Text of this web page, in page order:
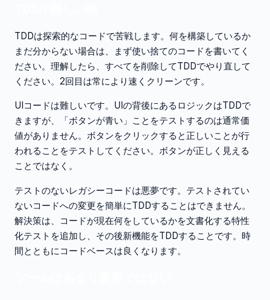
TDDは探索的なコードで苦戦します。何を構築しているか
まだ分からない場合は、まず使い捨てのコードを書いてく
ださい。理解したら、すべてを削除してTDDでやり直して
ください。2回目は常により速くクリーンです。
UIコードは難しいです。UIの背後にあるロジックはTDDで
きますが、「ボタンが青い」ことをテストするのは通常価
値がありません。ボタンをクリックすると正しいことが行
われることをテストしてください。ボタンが正しく見える
ことではなく。
テストのないレガシーコードは悪夢です。テストされてい
ないコードへの変更を簡単にTDDすることはできません。
解決策は、コードが現在何をしているかを文書化する特性
化テストを追加し、その後新機能をTDDすることです。時
間とともにコードベースは良くなります。